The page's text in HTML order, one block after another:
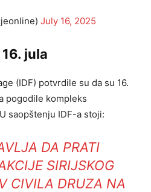
July 16, 2025
jula
(IDF) potvrdile su da su 16.
pogodile kompleks
saopštenju IDF-a stoji:
DA PRATI
SIRIJSKOG
CIVILA DRUZA NA